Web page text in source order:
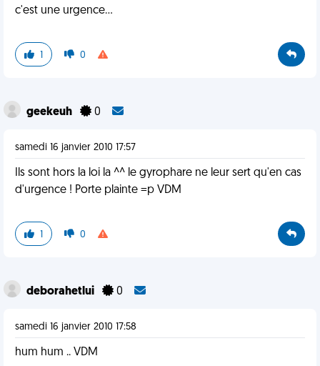
c'est une urgence...
1 0
geekeuh 0
samedi 16 janvier 2010 17:57
Ils sont hors la loi la ^^ le gyrophare ne leur sert qu'en cas
d'urgence ! Porte plainte =p VDM
1 0
deborahetlui 0
samedi 16 janvier 2010 17:58
hum hum .. VDM